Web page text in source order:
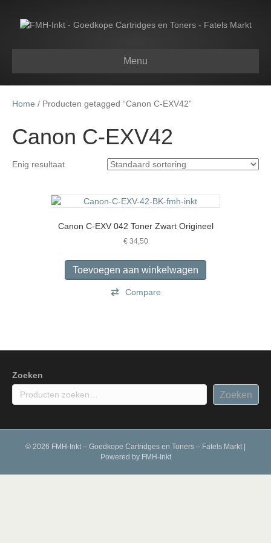
Menu
Home / Producten getagged “Canon C-EXV42”
Canon C-EXV42
Enig resultaat
Canon C-EXV 042 Toner Zwart Origineel
€34,50
Toevoegen aan winkelwagen
Compare
Zoeken
Zoeken
© 2026 FMH-Inkt – Goedkope Cartridges en Toners – Fatels Markt
Powered by FMH-Inkt